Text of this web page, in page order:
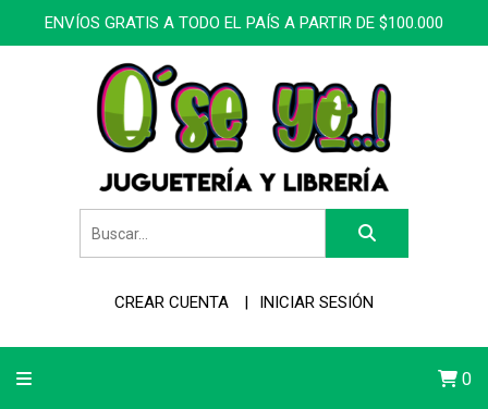
ENVÍOS GRATIS A TODO EL PAÍS A PARTIR DE $100.000
CREAR CUENTA INICIAR SESIÓN
0